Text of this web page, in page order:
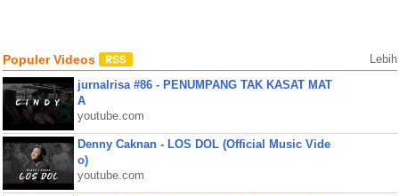
Populer Videos Lebih
jurnalrisa #86 - PENUMPANG TAK KASAT MAT
A
youtube.com
Denny Caknan - LOS DOL (Official Music Vide
o)
youtube.com